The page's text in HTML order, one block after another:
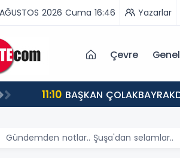
2026 Cuma 16:46 Yazarlar
Çevre Genel
11:10
BAŞLIYOR!”
Gündemden notlar.. Şuşa'dan selamlar..